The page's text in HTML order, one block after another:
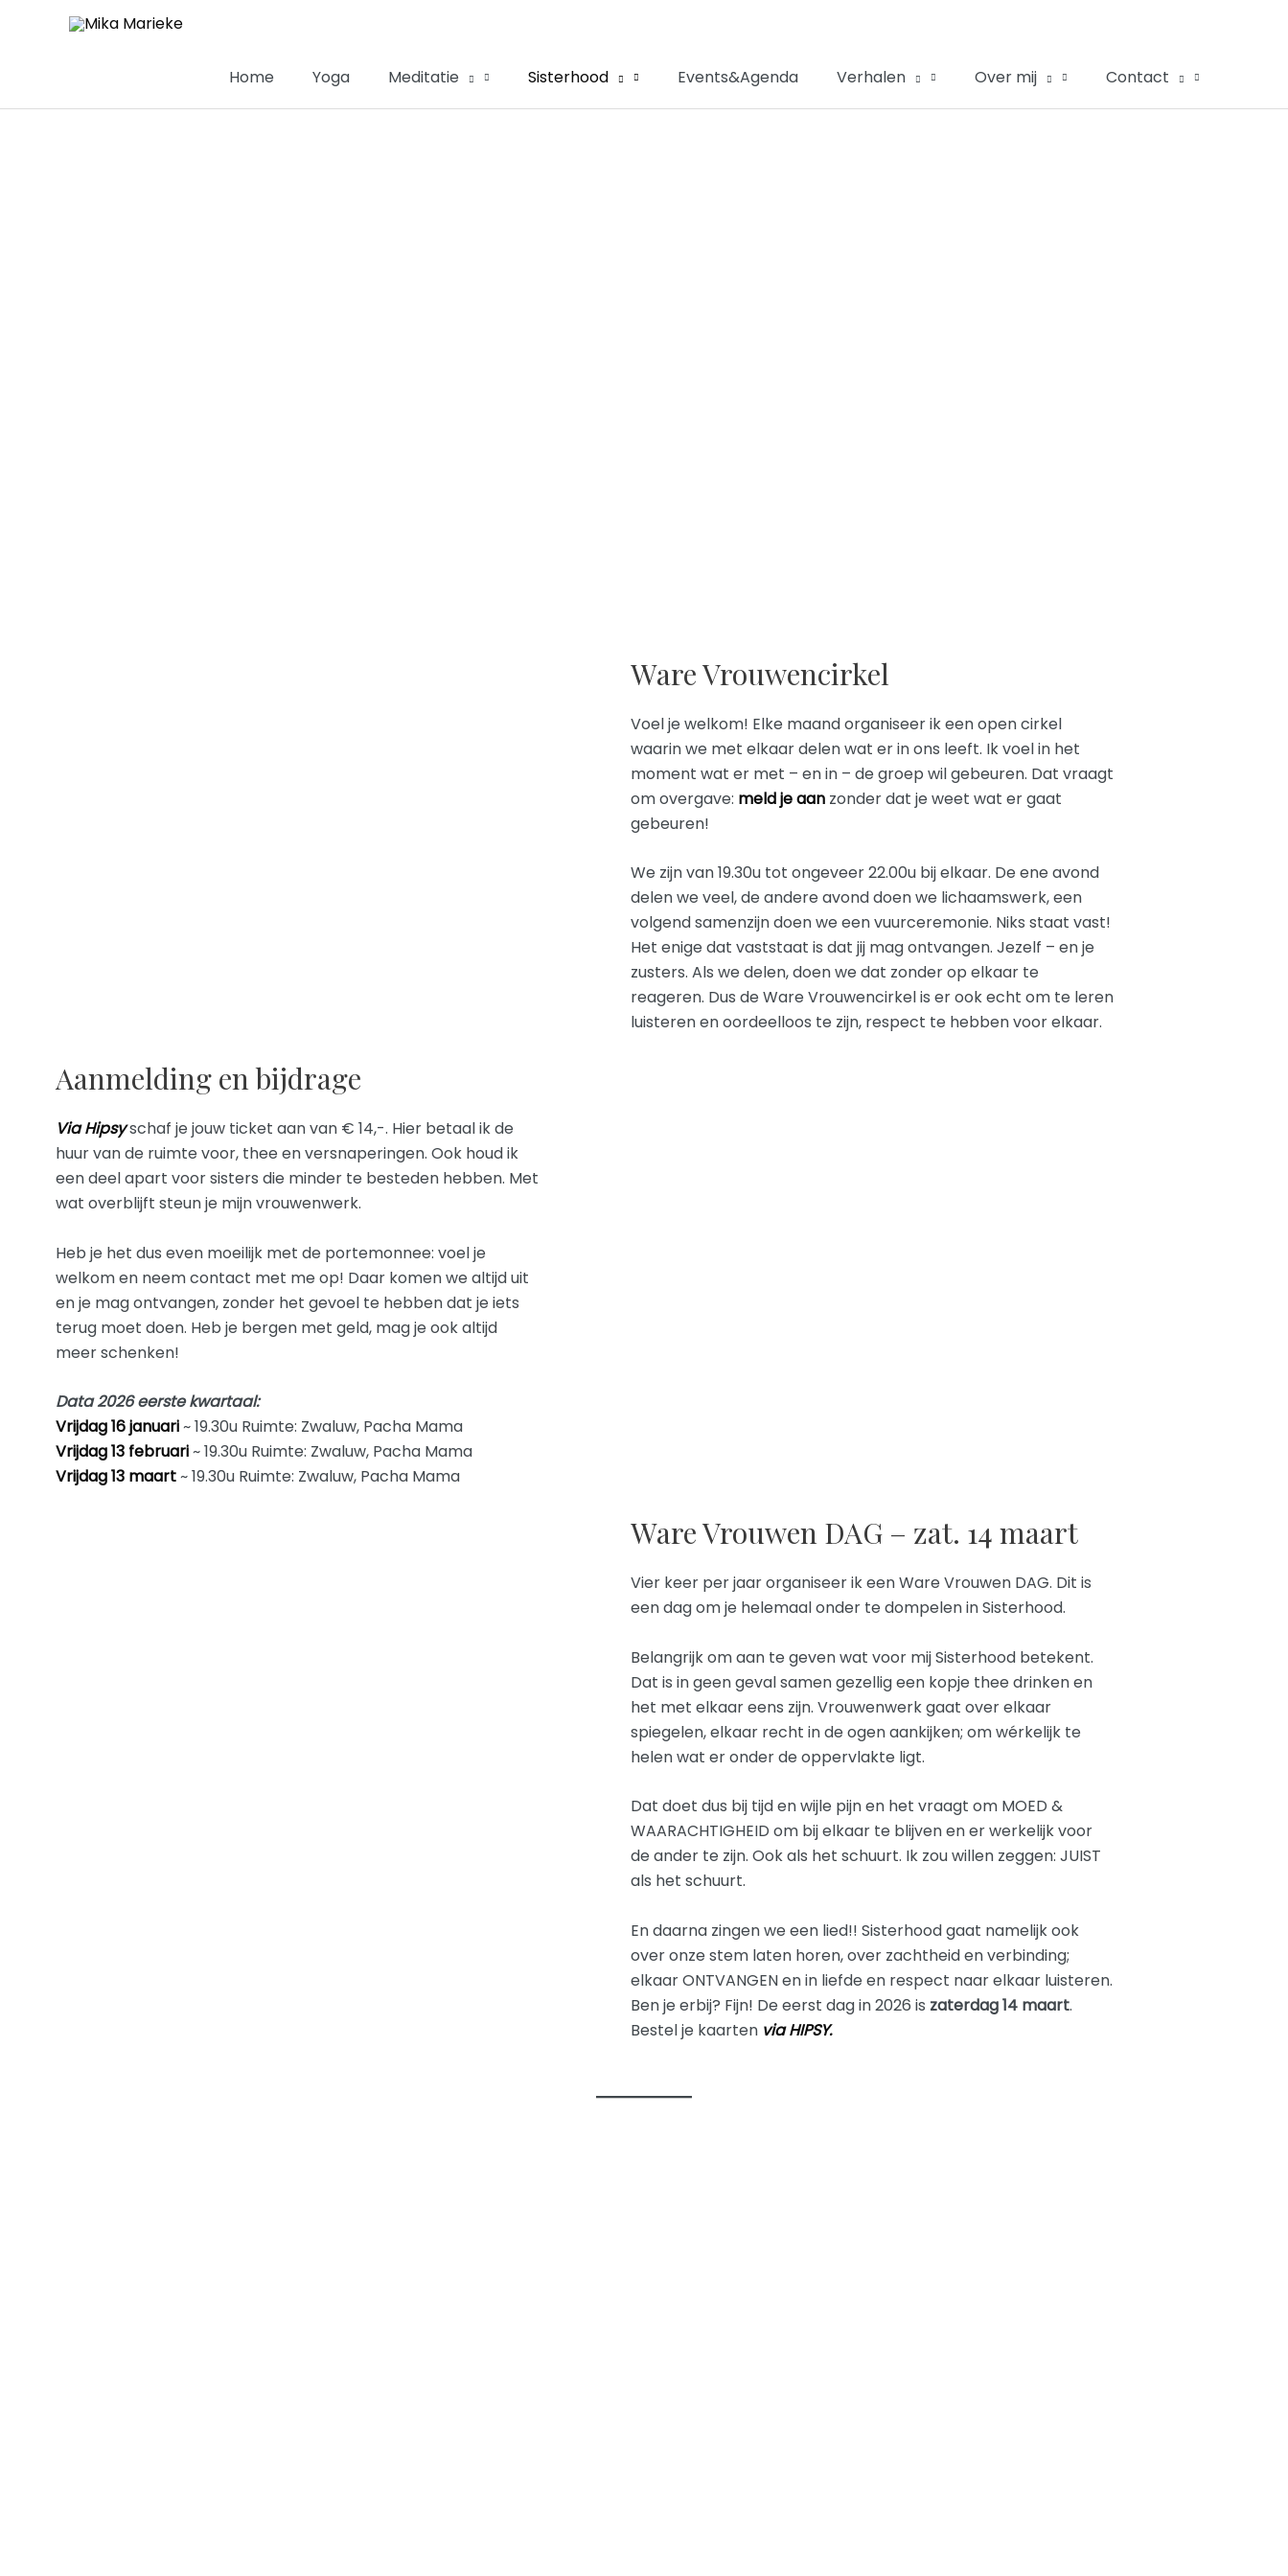
Home Yoga Meditatie Sisterhood Events&Agenda Verhalen Over mij Contact
Ware Vrouwencirkel
Voel je welkom! Elke maand organiseer ik een open cirkel
waarin we met elkaar delen wat er in ons leeft. Ik voel in het
moment wat er met – en in – de groep wil gebeuren. Dat vraagt
om overgave: meld je aan zonder dat je weet wat er gaat
gebeuren!
We zijn van 19.30u tot ongeveer 22.00u bij elkaar. De ene avond
delen we veel, de andere avond doen we lichaamswerk, een
volgend samenzijn doen we een vuurceremonie. Niks staat vast!
Het enige dat vaststaat is dat jij mag ontvangen. Jezelf – en je
zusters. Als we delen, doen we dat zonder op elkaar te
reageren. Dus de Ware Vrouwencirkel is er ook echt om te leren
luisteren en oordeelloos te zijn, respect te hebben voor elkaar.
Aanmelding en bijdrage
Via Hipsyschaf je jouw ticket aan van € 14,-. Hier betaal ik de
huur van de ruimte voor, thee en versnaperingen. Ook houd ik
een deel apart voor sisters die minder te besteden hebben. Met
wat overblijft steun je mijn vrouwenwerk.
Heb je het dus even moeilijk met de portemonnee: voel je
welkom en neem contact met me op! Daar komen we altijd uit
en je mag ontvangen, zonder het gevoel te hebben dat je iets
terug moet doen. Heb je bergen met geld, mag je ook altijd
meer schenken!
Data 2026 eerste kwartaal:
Vrijdag 16 januari~ 19.30u Ruimte: Zwaluw, Pacha Mama
Vrijdag 13 februari~ 19.30u Ruimte: Zwaluw, Pacha Mama
Vrijdag 13 maart~ 19.30u Ruimte: Zwaluw, Pacha Mama
Ware Vrouwen DAG – zat. 14 maart
Vier keer per jaar organiseer ik een Ware Vrouwen DAG. Dit is
een dag om je helemaal onder te dompelen in Sisterhood.
Belangrijk om aan te geven wat voor mij Sisterhood betekent.
Dat is in geen geval samen gezellig een kopje thee drinken en
het met elkaar eens zijn. Vrouwenwerk gaat over elkaar
spiegelen, elkaar recht in de ogen aankijken; om wérkelijk te
helen wat er onder de oppervlakte ligt.
Dat doet dus bij tijd en wijle pijn en het vraagt om MOED &
WAARACHTIGHEID om bij elkaar te blijven en er werkelijk voor
de ander te zijn. Ook als het schuurt. Ik zou willen zeggen: JUIST
als het schuurt.
En daarna zingen we een lied!! Sisterhood gaat namelijk ook
over onze stem laten horen, over zachtheid en verbinding;
elkaar ONTVANGEN en in liefde en respect naar elkaar luisteren.
Ben je erbij? Fijn! De eerst dag in 2026 is zaterdag 14 maart.
Bestel je kaarten via HIPSY.